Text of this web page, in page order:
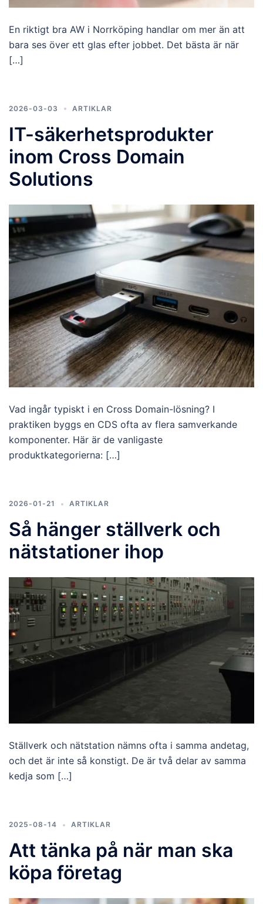
En riktigt bra AW i Norrköping handlar om mer än att
bara ses över ett glas efter jobbet. Det bästa är när
[…]
2026-03-03 ARTIKLAR
IT-säkerhetsprodukter
inom Cross Domain
Solutions
Vad ingår typiskt i en Cross Domain-lösning? I
praktiken byggs en CDS ofta av flera samverkande
komponenter. Här är de vanligaste
produktkategorierna: […]
2026-01-21 ARTIKLAR
Så hänger ställverk och
nätstationer ihop
Ställverk och nätstation nämns ofta i samma andetag,
och det är inte så konstigt. De är två delar av samma
kedja som […]
2025-08-14 ARTIKLAR
Att tänka på när man ska
köpa företag